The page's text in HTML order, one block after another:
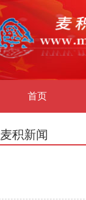
首页
麦积新闻